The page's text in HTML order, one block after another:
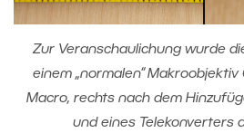
Zur Veranschaulichung wurde
einem „normalen“ Makroobjektiv
Macro, rechts nach dem
und eines Telekonverters